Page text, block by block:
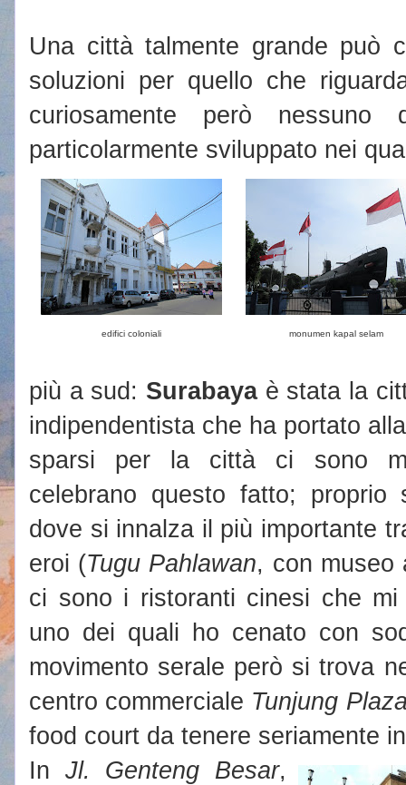
Una città talmente grande può
soluzioni per quello che
curiosamente però
particolarmente sviluppato nei
edifici coloniali monumen kapal selam
più a sud: Surabayaè stata la
indipendentista che ha portato
sparsi per la città ci sono
celebrano questo fatto; proprio
dove si innalza il più importante
eroi (Tugu Pahlawan, con
ci sono i ristoranti cinesi che
uno dei quali ho cenato con
movimento serale però si trova
centro commerciale Tunjung
food court da tenere seriamente
In Jl. Genteng Besar,